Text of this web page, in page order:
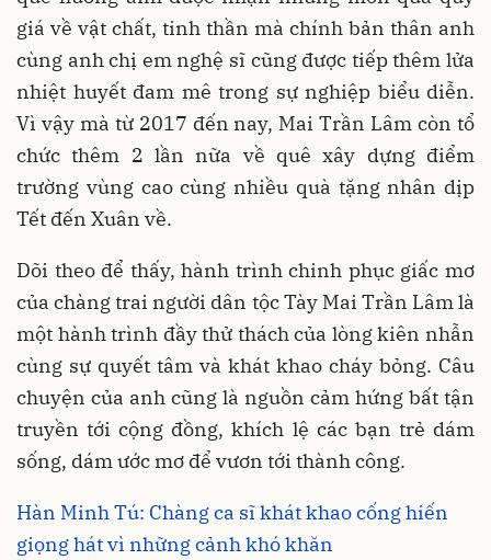
giá về vật chất, tinh thần mà chính bản thân anh
cùng anh chị em nghệ sĩ cũng được tiếp thêm lửa
nhiệt huyết đam mê trong sự nghiệp biểu diễn.
Vì vậy mà từ 2017 đến nay, Mai Trần Lâm còn tổ
chức thêm 2 lần nữa về quê xây dựng điểm
trường vùng cao cùng nhiều quà tặng nhân dịp
Tết đến Xuân về.
Dõi theo để thấy, hành trình chinh phục giấc mơ
của chàng trai người dân tộc Tày Mai Trần Lâm là
một hành trình đầy thử thách của lòng kiên nhẫn
cùng sự quyết tâm và khát khao cháy bỏng. Câu
chuyện của anh cũng là nguồn cảm hứng bất tận
truyền tới cộng đồng, khích lệ các bạn trẻ dám
sống, dám ước mơ để vươn tới thành công.
Hàn Minh Tú: Chàng ca sĩ khát khao cống hiến
giọng hát vì những cảnh khó khăn